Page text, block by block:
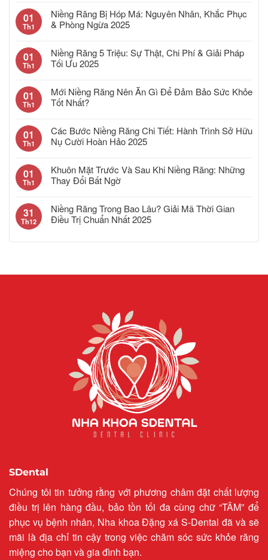
01
Th1
Niềng Răng Bị Hóp Má: Nguyên Nhân, Khắc Phục
& Phòng Ngừa 2025
01
Th1
Niềng Răng 5 Triệu: Sự Thật, Chi Phí & Giải Pháp
Tối Ưu 2025
01
Th1
Mới Niềng Răng Nên Ăn Gì Để Đảm Bảo Sức Khỏe
Tốt Nhất?
01
Th1
Các Bước Niềng Răng Chi Tiết: Hành Trình Sở Hữu
Nụ Cười Hoàn Hảo 2025
01
Th1
Khuôn Mặt Trước Và Sau Khi Niềng Răng: Những
Thay Đổi Bất Ngờ
31
Th12
Niềng Răng Trong Bao Lâu? Giải Mã Thời Gian
Điều Trị Chuẩn Nhất 2025
SDental
Chúng tôi tin tưởng rằng với phương châm đặt chất lượng
điều trị lên hàng đầu, bảo tồn tối đa cùng chữ “TÂM” để
phục vụ bệnh nhân, Nha khoa Đặng xá S-Dental đã và sẽ
mãi là địa chỉ tin cậy trong việc chăm sóc sức khỏe răng
miệng cho bạn và gia đình bạn.